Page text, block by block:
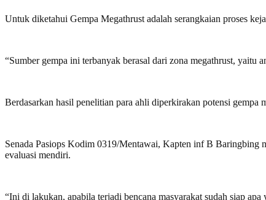
Untuk diketahui Gempa Megathrust adalah serangkaian proses
“Sumber gempa ini terbanyak berasal dari zona megathrust, yaitu
Berdasarkan hasil penelitian para ahli diperkirakan potensi gempa
Senada Pasiops Kodim 0319/Mentawai, Kapten inf B Baringbing
evaluasi mendiri.
“Ini di lakukan, apabila terjadi bencana masyarakat sudah siap